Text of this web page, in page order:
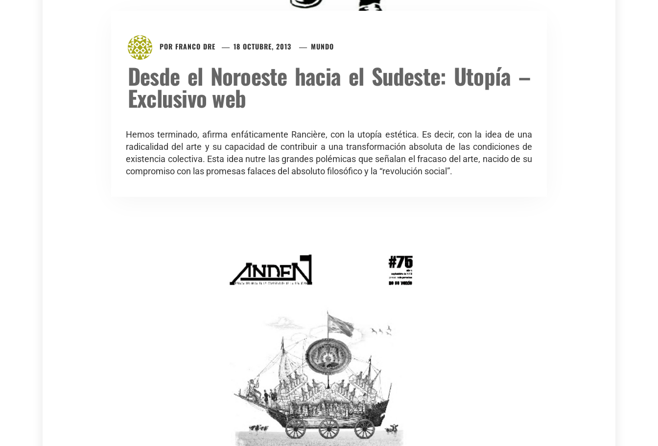
POR FRANCO DRE 18 OCTUBRE, 2013 MUNDO
Desde el Noroeste hacia el Sudeste: Utopía –
Exclusivo web
Hemos terminado, afirma enfáticamente Rancière, con la utopía estética. Es decir, con la idea de una
radicalidad del arte y su capacidad de contribuir a una transformación absoluta de las condiciones de
existencia colectiva. Esta idea nutre las grandes polémicas que señalan el fracaso del arte, nacido de su
compromiso con las promesas falaces del absoluto filosófico y la “revolución social”.